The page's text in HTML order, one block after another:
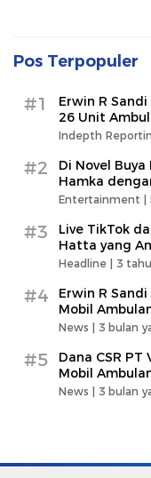
Pos Terpopuler
#1
Erwin R
26 Unit
Indepth
#2
Di Novel
Hamka
Entertainment |
#3
Live TikTok
Hatta yang
Headline | 3
#4
Erwin R
Mobil
News | 3 bulan
#5
Dana CSR PT
Mobil
News | 3 bulan